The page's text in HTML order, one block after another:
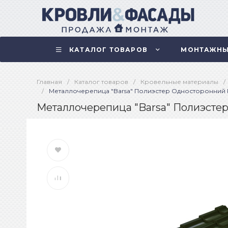
КАТАЛОГ ТОВАРОВ
Главная / Каталог товаров / Кровельные материалы /
/
Металлочерепица "Barsa" Полиэстер Односторонний
Металлочерепица "Barsa"